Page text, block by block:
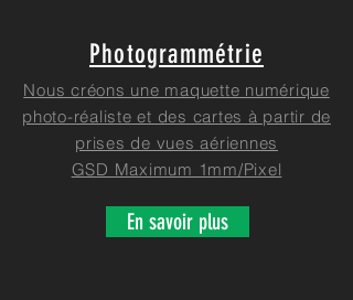
Photogrammétrie
Nous créons une maquette numérique
photo-réaliste et des cartes à partir de
prises de vues aériennes
GSD Maximum 1mm/Pixel
En savoir plus